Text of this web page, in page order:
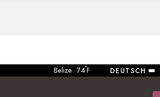
Belize 74°F DEUTSCH